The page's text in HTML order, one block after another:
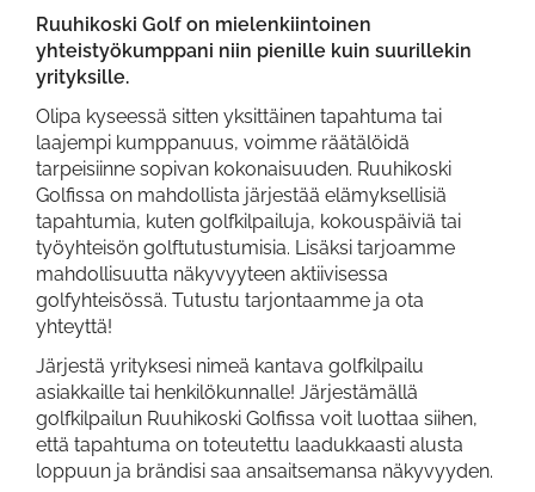
Ruuhikoski Golf on mielenkiintoinen
yhteistyökumppani niin pienille kuin suurillekin
yrityksille.
Olipa kyseessä sitten yksittäinen tapahtuma tai
laajempi kumppanuus, voimme räätälöidä
tarpeisiinne sopivan kokonaisuuden. Ruuhikoski
Golfissa on mahdollista järjestää elämyksellisiä
tapahtumia, kuten golfkilpailuja, kokouspäiviä tai
työyhteisön golftutustumisia. Lisäksi tarjoamme
mahdollisuutta näkyvyyteen aktiivisessa
golfyhteisössä. Tutustu tarjontaamme ja ota
yhteyttä!
Järjestä yrityksesi nimeä kantava golfkilpailu
asiakkaille tai henkilökunnalle! Järjestämällä
golfkilpailun Ruuhikoski Golfissa voit luottaa siihen,
että tapahtuma on toteutettu laadukkaasti alusta
loppuun ja brändisi saa ansaitsemansa näkyvyyden.